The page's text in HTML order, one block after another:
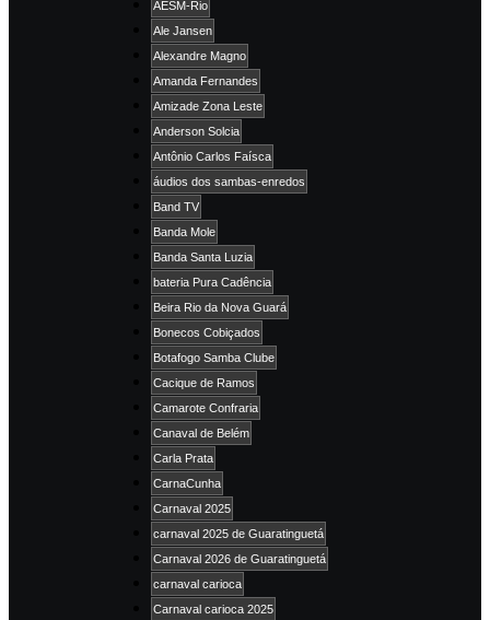
AESM-Rio
Ale Jansen
Alexandre Magno
Amanda Fernandes
Amizade Zona Leste
Anderson Solcia
Antônio Carlos Faísca
áudios dos sambas-enredos
Band TV
Banda Mole
Banda Santa Luzia
bateria Pura Cadência
Beira Rio da Nova Guará
Bonecos Cobiçados
Botafogo Samba Clube
Cacique de Ramos
Camarote Confraria
Canaval de Belém
Carla Prata
CarnaCunha
Carnaval 2025
carnaval 2025 de Guaratinguetá
Carnaval 2026 de Guaratinguetá
carnaval carioca
Carnaval carioca 2025